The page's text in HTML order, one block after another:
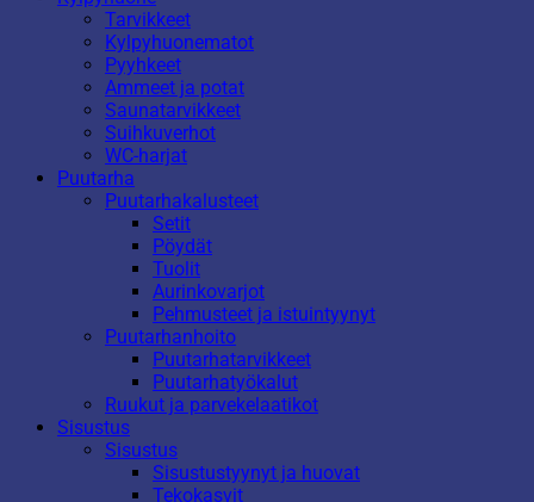
Tarvikkeet
Kylpyhuonematot
Pyyhkeet
Ammeet ja potat
Saunatarvikkeet
Suihkuverhot
WC-harjat
Puutarha
Puutarhakalusteet
Setit
Pöydät
Tuolit
Aurinkovarjot
Pehmusteet ja istuintyynyt
Puutarhanhoito
Puutarhatarvikkeet
Puutarhatyökalut
Ruukut ja parvekelaatikot
Sisustus
Sisustus
Sisustustyynyt ja huovat
Tekokasvit